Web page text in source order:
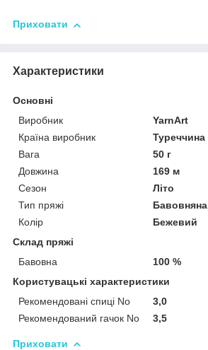
Приховати
Характеристики
Основні
Виробник
YarnArt
Країна виробник
Туреччина
Вага
50 г
Довжина
169 м
Сезон
Літо
Тип пряжі
Бавовняна
Колір
Бежевий
Склад пряжі
Бавовна
100 %
Користувацькі характеристики
Рекомендовані спиці No
3,0
Рекомендований гачок No
3,5
Приховати